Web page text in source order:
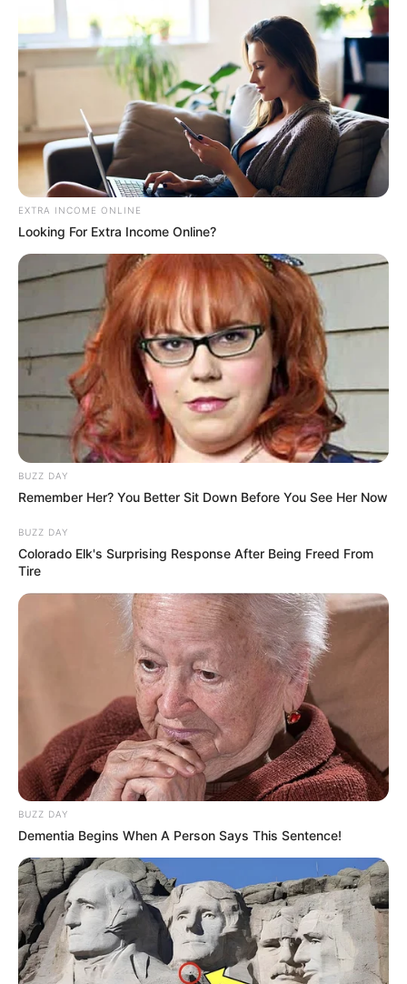
Tua Casa
Tua Casa
EXTRA INCOME ONLINE
Looking For Extra Income Online?
BUZZ DAY
Remember Her? You Better Sit Down Before You See Her Now
BUZZ DAY
Colorado Elk's Surprising Response After Being Freed From
Tire
BUZZ DAY
Dementia Begins When A Person Says This Sentence!